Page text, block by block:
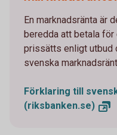
En marknadsränta är
beredda att betala för
prissätts enligt utbud
svenska
Förklaring till
(riksbanken.se)